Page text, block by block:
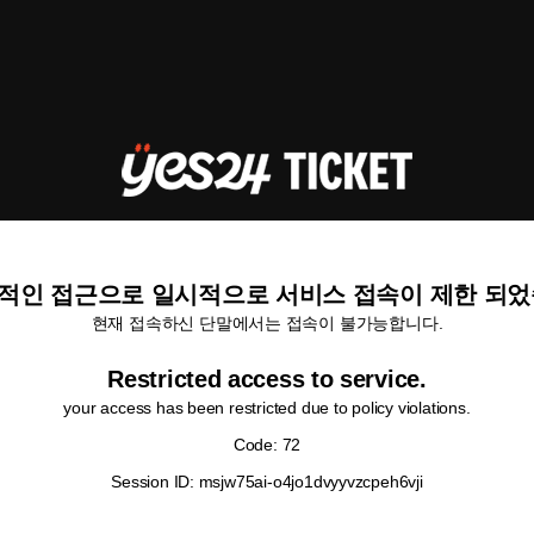
인 접근으로 일시적으로 서비스 접속이 제한 되
현재 접속하신 단말에서는 접속이 불가능합니다.
Restricted access to service.
your access has been restricted due to policy violations.
Code: 72
Session ID: msjw75ai-o4jo1dvyyvzcpeh6vji